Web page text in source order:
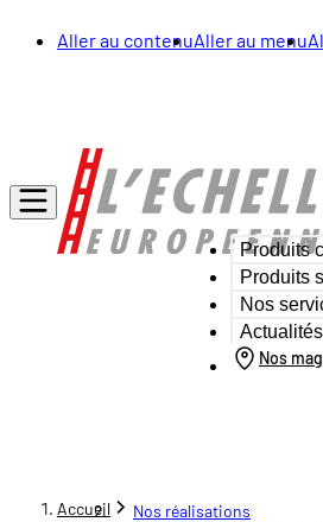
Aller au contenuAller au menu
Produits
Produits
Nos
Actualités
Nos
Accueil
Nos réalisations